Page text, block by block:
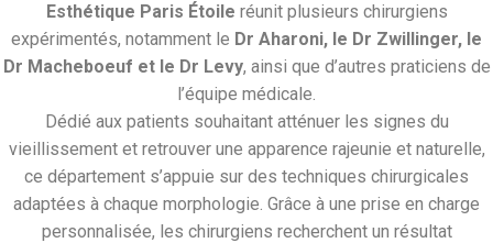
Esthétique Paris Étoile réunit plusieurs chirurgiens
expérimentés, notamment le Dr Aharoni, le Dr Zwillinger, le
Dr Macheboeuf et le Dr Levy, ainsi que d’autres praticiens de
l’équipe médicale.
Dédié aux patients souhaitant atténuer les signes du
vieillissement et retrouver une apparence rajeunie et naturelle,
ce département s’appuie sur des techniques chirurgicales
adaptées à chaque morphologie. Grâce à une prise en charge
personnalisée, les chirurgiens recherchentun résultat